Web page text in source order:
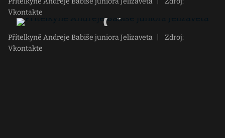
Vkontakte
Přítelkyně Andreje Babiše juniora Jelizaveta
Zdroj:
Vkontakte